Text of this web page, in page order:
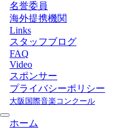
名誉委員
海外提携機関
Links
スタッフブログ
FAQ
Video
スポンサー
プライバシーポリシー
大阪国際音楽コンクール
ホーム